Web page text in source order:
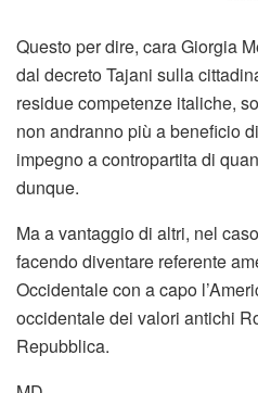
Questo per dire, cara Giorgia
dal decreto Tajani sulla
residue competenze italiche,
non andranno più a beneficio
impegno a contropartita di
dunque.
Ma a vantaggio di altri, nel
facendo diventare referente
Occidentale con a capo
occidentale dei valori antichi
Repubblica.